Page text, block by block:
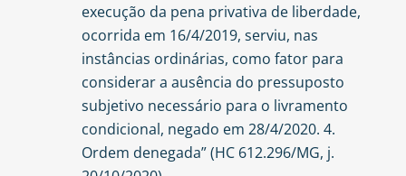
execução da pena privativa de liberdade,
ocorrida em 16/4/2019, serviu, nas
instâncias ordinárias, como fator para
considerar a ausência do pressuposto
subjetivo necessário para o livramento
condicional, negado em 28/4/2020. 4.
Ordem denegada” (HC 612.296/MG, j.